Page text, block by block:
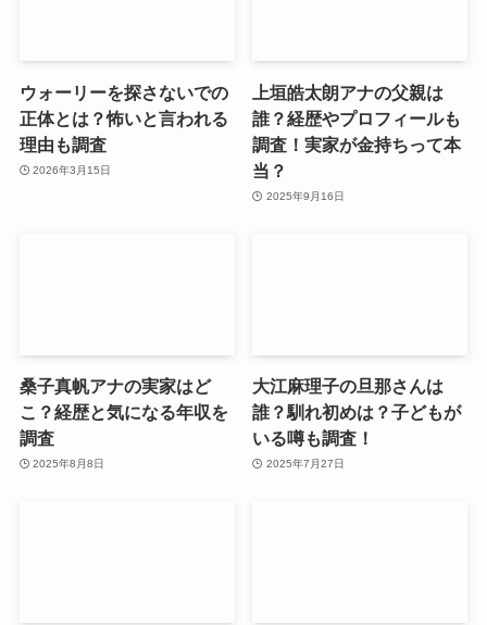
ウォーリーを探さないでの
正体とは？怖いと言われる
理由も調査
2026年3月15日
上垣皓太朗アナの父親は
誰？経歴やプロフィールも
調査！実家が金持ちって本
当？
2025年9月16日
桑子真帆アナの実家はど
こ？経歴と気になる年収を
調査
2025年8月8日
大江麻理子の旦那さんは
誰？馴れ初めは？子どもが
いる噂も調査！
2025年7月27日